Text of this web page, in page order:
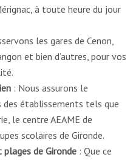
à toute heure du jour
les gares de Cenon,
et bien d’autres, pour vos
: Nous assurons le
établissements tels que
le centre AEAME de
scolaires de Gironde.
de Gironde : Que ce